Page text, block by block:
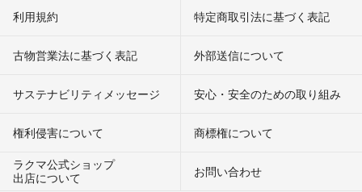
利用規約 特定商取引法に基づく表記
古物営業法に基づく表記 外部送信について
サステナビリティメッセージ 安心・安全のための取り組み
権利侵害について
商標権について
ラクマ公式ショップ
出店について
お問い合わせ